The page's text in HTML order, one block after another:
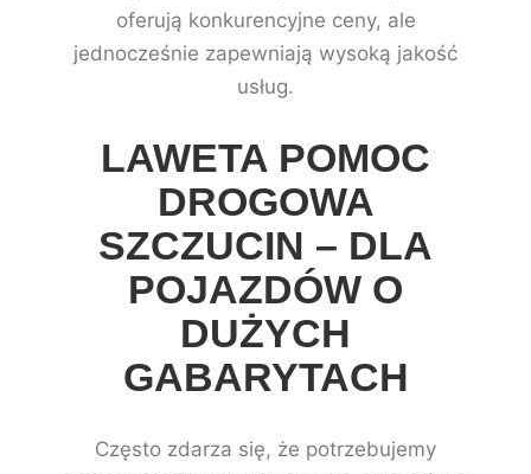
oferują konkurencyjne ceny, ale
jednocześnie zapewniają wysoką jakość
usług.
LAWETA POMOC
DROGOWA
SZCZUCIN – DLA
POJAZDÓW O
DUŻYCH
GABARYTACH
Często zdarza się, że potrzebujemy